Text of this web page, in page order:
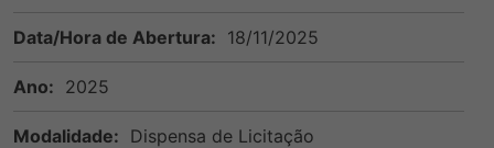
Data/Hora de Abertura: 18/11/2025
Ano: 2025
Modalidade: Dispensa de Licitação